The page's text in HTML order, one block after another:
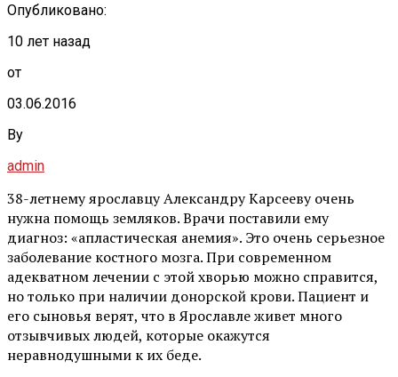
Опубликовано:
10 лет назад
от
03.06.2016
By
admin
38-летнему ярославцу Александру Карсееву очень
нужна помощь земляков. Врачи поставили ему
диагноз: «апластическая анемия». Это очень серьезное
заболевание костного мозга. При современном
адекватном лечении с этой хворью можно справится,
но только при наличии донорской крови. Пациент и
его сыновья верят, что в Ярославле живет много
отзывчивых людей, которые окажутся
неравнодушными к их беде.